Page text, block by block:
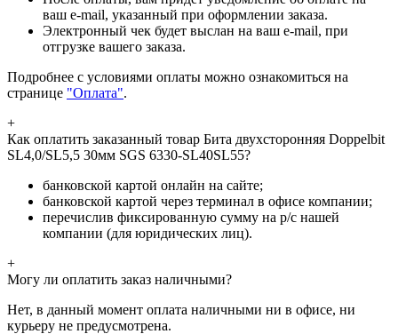
ваш e-mail, указанный при оформлении заказа.
Электронный чек будет выслан на ваш e-mail, при
отгрузке вашего заказа.
Подробнее с условиями оплаты можно ознакомиться на
странице "Оплата".
+
Как оплатить заказанный товар Бита двухсторонняя Doppelbit
SL4,0/SL5,5 30мм SGS 6330-SL40SL55?
банковской картой онлайн на сайте;
банковской картой через терминал в офисе компании;
перечислив фиксированную сумму на р/с нашей
компании (для юридических лиц).
+
Могу ли оплатить заказ наличными?
Нет, в данный момент оплата наличными ни в офисе, ни
курьеру не предусмотрена.